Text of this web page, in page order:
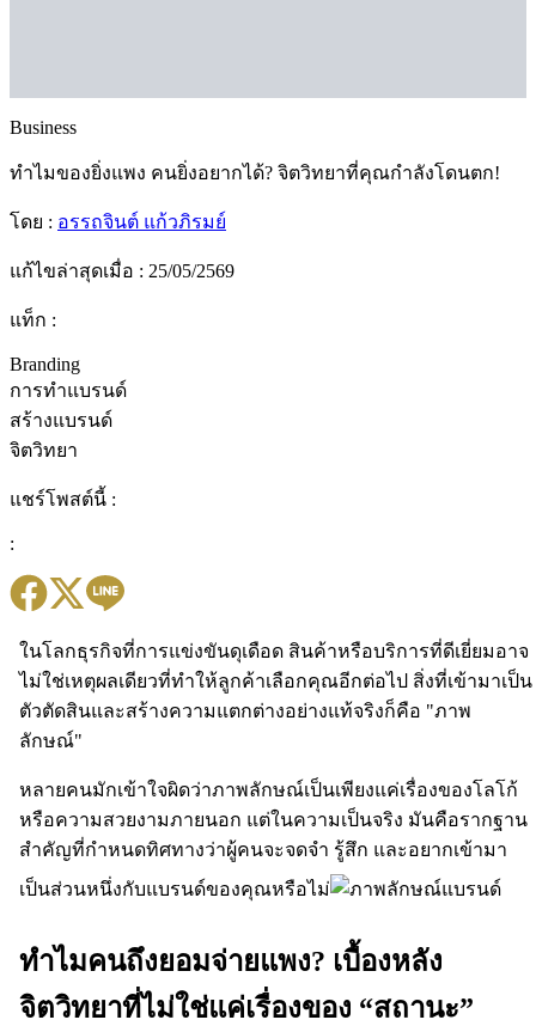
Business
ทำไมของยิ่งแพง คนยิ่งอยากได้? จิตวิทยาที่คุณกำลังโดนตก!
โดย : อรรถจินต์ แก้วภิรมย์
แก้ไขล่าสุดเมื่อ : 25/05/2569
แท็ก :
Branding
การทำแบรนด์
สร้างแบรนด์
จิตวิทยา
แชร์โพสต์นี้ :
:
ในโลกธุรกิจที่การแข่งขันดุเดือด สินค้าหรือบริการที่ดีเยี่ยมอาจ
ไม่ใช่เหตุผลเดียวที่ทำให้ลูกค้าเลือกคุณอีกต่อไป สิ่งที่เข้ามาเป็น
ตัวตัดสินและสร้างความแตกต่างอย่างแท้จริงก็คือ "ภาพ
ลักษณ์"
หลายคนมักเข้าใจผิดว่าภาพลักษณ์เป็นเพียงแค่เรื่องของโลโก้
หรือความสวยงามภายนอก แต่ในความเป็นจริง มันคือรากฐาน
สำคัญที่กำหนดทิศทางว่าผู้คนจะจดจำ รู้สึก และอยากเข้ามา
เป็นส่วนหนึ่งกับแบรนด์ของคุณหรือไม่
ทำไมคนถึงยอมจ่ายแพง? เบื้องหลัง
จิตวิทยาที่ไม่ใช่แค่เรื่องของ “สถานะ”